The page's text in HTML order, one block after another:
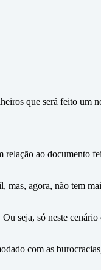
que será feito um
ao documento
agora, não tem
seja, só neste
com as